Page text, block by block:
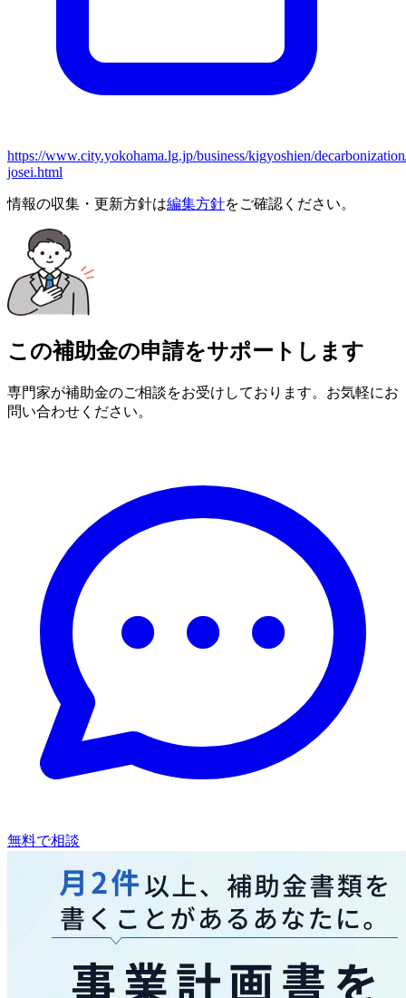
https://www.city.yokohama.lg.jp/business/kigyoshien/
josei.html
情報の収集・更新方針は編集方針をご確認ください。
この補助金の申請をサポートします
専門家が補助金のご相談をお受けしております。お気軽にお
問い合わせください。
無料で相談